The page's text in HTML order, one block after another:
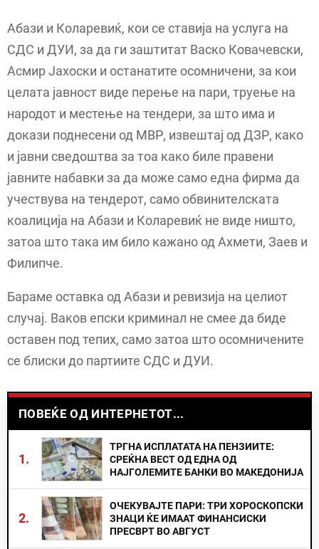
Абази и Коларевиќ, кои се ставија на услуга на
СДС и ДУИ, за да ги заштитат Васко Ковачевски,
Асмир Јахоски и останатите осомничени, за кои
целата јавност виде перење на пари, труење на
народот и местење на тендери, за што има и
докази поднесени од МВР, извештај од ДЗР, како
и јавни сведоштва за тоа како биле правени
јавните набавки за да може само една фирма да
учествува на тендерот, само обвинителската
коалиција на Абази и Коларевиќ не виде ништо,
затоа што така им било кажано од Ахмети, Заев и
Филипче.
Бараме оставка од Абази и ревизија на целиот
случај. Ваков епски криминал не смее да биде
оставен под тепих, само затоа што осомничените
се блиски до партиите СДС и ДУИ.
ПОВЕЌЕ ОД ИНТЕРНЕТОТ...
1.
ТРГНА ИСПЛАТАТА НА ПЕНЗИИТЕ:
СРЕЌНА ВЕСТ ОД ЕДНА ОД
НАЈГОЛЕМИТЕ БАНКИ ВО МАКЕДОНИЈА
2.
ОЧЕКУВАЈТЕ ПАРИ: ТРИ ХОРОСКОПСКИ
ЗНАЦИ ЌЕ ИМААТ ФИНАНСИСКИ
ПРЕСВРТ ВО АВГУСТ